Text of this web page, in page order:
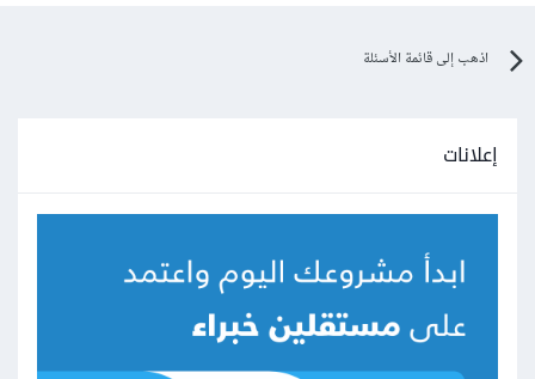
اذهب إلى قائمة الأسئلة
إعلانات